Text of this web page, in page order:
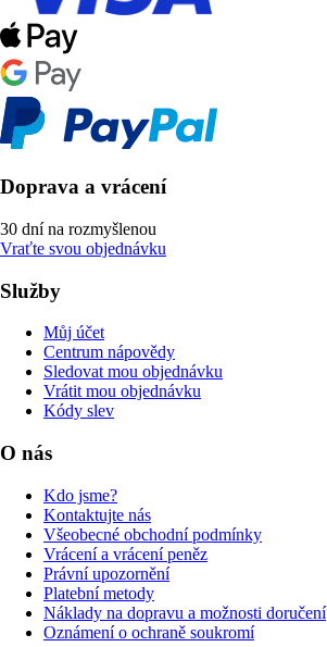
Doprava a vrácení
30 dní na rozmyšlenou
Vraťte svou objednávku
Služby
Můj účet
Centrum nápovědy
Sledovat mou objednávku
Vrátit mou objednávku
Kódy slev
O nás
Kdo jsme?
Kontaktujte nás
Všeobecné obchodní podmínky
Vrácení a vrácení peněz
Právní upozornění
Platební metody
Náklady na dopravu a možnosti doručení
Oznámení o ochraně soukromí